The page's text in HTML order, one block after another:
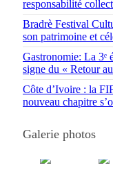
responsabilité
Bradrè Festival
son patrimoine et
Gastronomie: La 3ᵉ
signe du « Retour
Côte d’Ivoire : la
nouveau chapitre
Galerie photos